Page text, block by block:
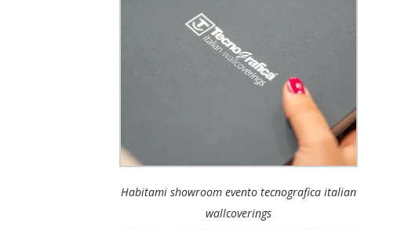
Habitami showroom evento tecnografica italian
wallcoverings